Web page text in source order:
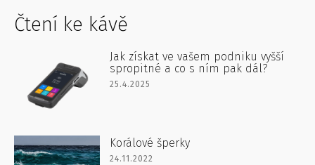
Čtení ke kávě
Jak získat ve vašem podniku vyšší
spropitné a co s ním pak dál?
25.4.2025
Korálové šperky
24.11.2022